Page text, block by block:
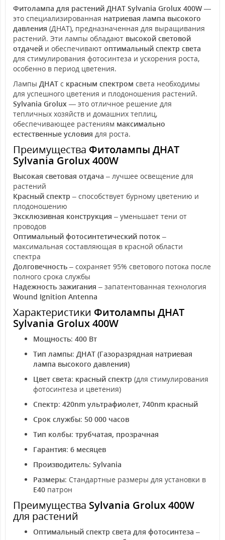
Фитолампа для растений ДНАТ Sylvania Grolux 400W —
это специализированная натриевая лампа высокого
давления (ДНАТ), предназначенная для выращивания
растений. Эти лампы обладают высокой световой
отдачей и обеспечивают оптимальный спектр света
для стимулирования фотосинтеза и ускорения роста,
особенно в период цветения.
Лампы ДНАТ с красным спектром света необходимы
для успешного цветения и плодоношения растений.
Sylvania Grolux — это отличное решение для
тепличных хозяйств и домашних теплиц,
обеспечивающее растениям максимально
естественные условия для роста.
Преимущества Фитолампы ДНАТ
Sylvania Grolux 400W
Высокая световая отдача – лучшее освещение для
растений
Красный спектр – способствует бурному цветению и
плодоношению
Эксклюзивная конструкция – уменьшает тени от
проводов
Оптимальный фотосинтетический поток –
максимальная составляющая в красной области
спектра
Долговечность – сохраняет 95% светового потока после
полного срока службы
Надежность зажигания – запатентованная технология
Wound Ignition Antenna
Характеристики Фитолампы ДНАТ
Sylvania Grolux 400W
Мощность: 400 Вт
Тип лампы: ДНАТ (Газоразрядная натриевая
лампа высокого давления)
Цвет света: красный спектр (для стимулирования
фотосинтеза и цветения)
Спектр: 420nm ультрафиолет, 740nm красный
Срок службы: 50 000 часов
Тип колбы: трубчатая, прозрачная
Гарантия: 6 месяцев
Производитель: Sylvania
Размеры: Стандартные размеры для установки в
E40 патрон
Преимущества Sylvania Grolux 400W
для растений
Оптимальный спектр света для фотосинтеза –